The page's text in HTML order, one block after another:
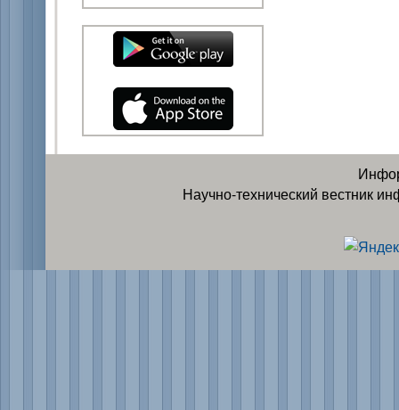
Научно-технический вестник